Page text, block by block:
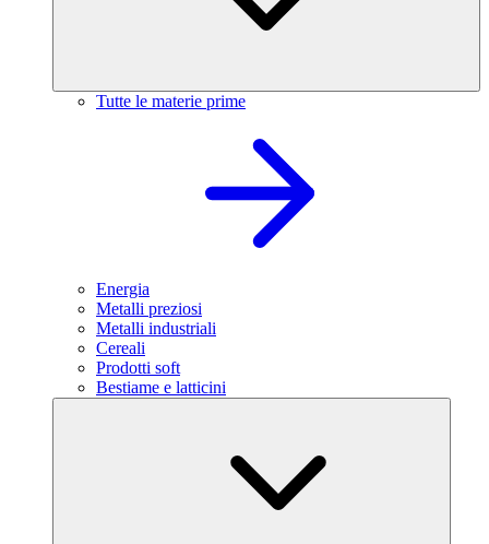
Tutte le materie prime
Energia
Metalli preziosi
Metalli industriali
Cereali
Prodotti soft
Bestiame e latticini